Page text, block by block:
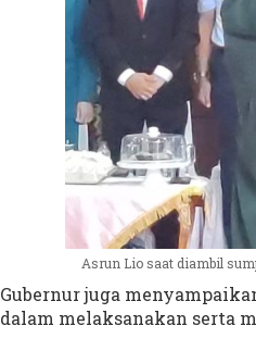
Asrun Lio saat diambil
Gubernur juga
dalam melaksanakan serta